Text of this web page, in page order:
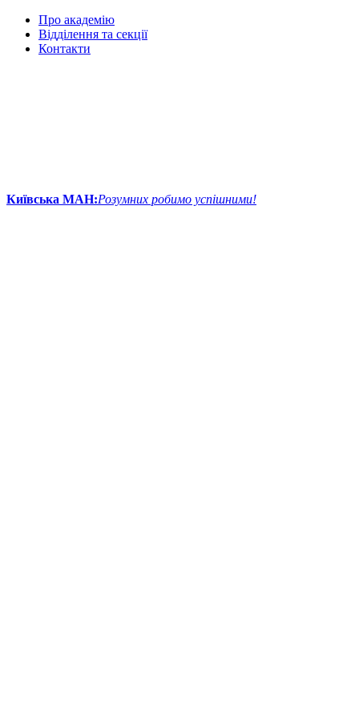
Про академію
Відділення та секції
Контакти
Київська МАН:Розумних робимо успішними!